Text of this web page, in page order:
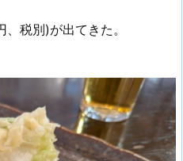
税別)が出てきた。